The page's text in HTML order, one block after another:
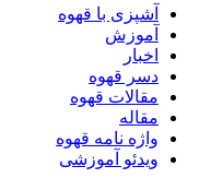
آشپزی با قهوه
آموزش
اخبار
دسر قهوه
مقالات قهوه
مقاله
واژه نامه قهوه
ویدئو آموزشی